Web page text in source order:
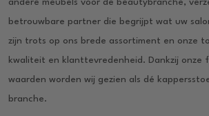
betrouwbare partner die begrijpt wat uw
zijn trots op ons brede assortiment en onze
kwaliteit en klanttevredenheid. Dankzij onze
waarden worden wij gezien als dé
branche.